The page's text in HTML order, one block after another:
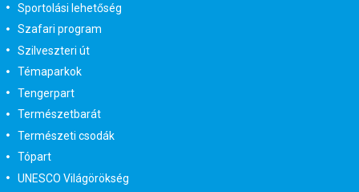
Sportolási lehetőség
Szafari program
Szilveszteri út
Témaparkok
Tengerpart
Természetbarát
Természeti csodák
Tópart
UNESCO Világörökség